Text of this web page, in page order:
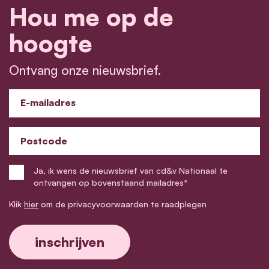
Hou me op de
hoogte
Ontvang onze nieuwsbrief.
E-mailadres
Postcode
Ja, ik wens de nieuwsbrief van cd&v Nationaal te
ontvangen op bovenstaand mailadres*
Klik hier om de privacyvoorwaarden te raadplegen